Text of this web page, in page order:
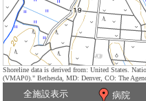
Shoreline data is derived from: United States.
(VMAP0)." Bethesda, MD: Denver, CO: The
全施設表示 病院